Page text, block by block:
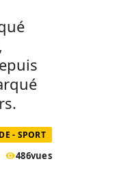
- SPORT
486vues